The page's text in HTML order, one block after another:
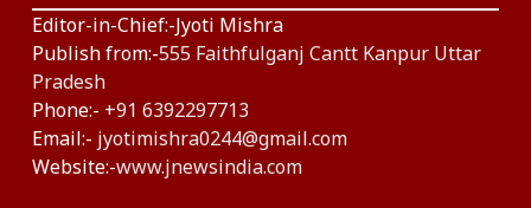
Editor-in-Chief:-Jyoti Mishra
Publish from:-555 Faithfulganj Cantt Kanpur Uttar
Pradesh
Phone:- +91 6392297713
Email:- jyotimishra0244@gmail.com
Website:-www.jnewsindia.com